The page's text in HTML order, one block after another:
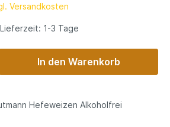
Versandkosten
1-3 Tage
In den Warenkorb
Hefeweizen Alkoholfrei